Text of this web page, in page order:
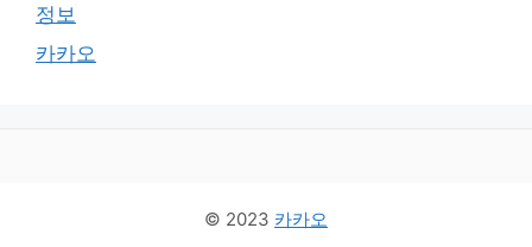
정보
카카오
© 2023 카카오